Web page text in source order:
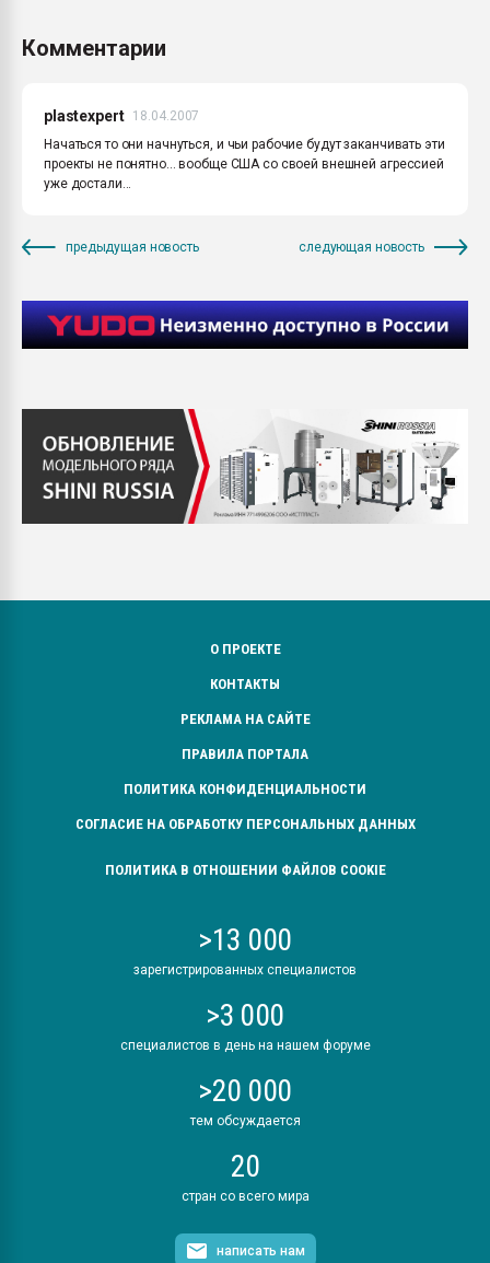
Комментарии
plastexpert
18.04.2007
Начаться то они начнуться, и чьи рабочие будут заканчивать эти
проекты не понятно... вообще США со своей внешней агрессией
уже достали...
предыдущая новость следующая новость
О ПРОЕКТЕ
КОНТАКТЫ
РЕКЛАМА НА САЙТЕ
ПРАВИЛА ПОРТАЛА
ПОЛИТИКА КОНФИДЕНЦИАЛЬНОСТИ
СОГЛАСИЕ НА ОБРАБОТКУ ПЕРСОНАЛЬНЫХ ДАННЫХ
ПОЛИТИКА В ОТНОШЕНИИ ФАЙЛОВ COOKIE
>13 000
зарегистрированных специалистов
>3 000
специалистов в день на нашем форуме
>20 000
тем обсуждается
20
стран со всего мира
написать нам